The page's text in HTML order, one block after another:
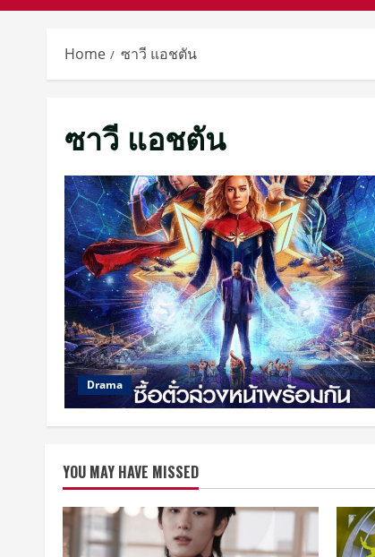
Home ซาวี แอชตัน
ซาวี แอชตัน
Drama
YOU MAY HAVE MISSED